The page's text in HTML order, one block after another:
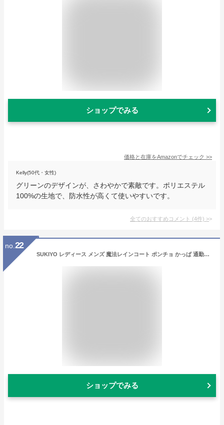
ショップでみる
価格と在庫をAmazonでチェック >>
Kelly(50代・女性)
グリーンのデザインが、さわやかで素敵です。ポリエステル
100%の生地で、防水性が高くて使いやすいです。
全てのおすすめコメント (4件) >
no. 22
SUKIYO レディース メンズ 魔法レインコート ポンチョ かっぱ 通勤通学 収納袋付き 防風防水 防塵防雪 男女兼用 (ブラック, L)
ショップでみる